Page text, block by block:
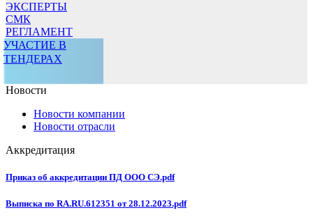
ЭКСПЕРТЫ
СМК
РЕГЛАМЕНТ
УЧАСТИЕ В
ТЕНДЕРАХ
Новости
Новости компании
Новости отрасли
Аккредитация
Приказ об аккредитации ПД ООО СЭ.pdf
Выписка по RA.RU.612351 от 28.12.2023.pdf